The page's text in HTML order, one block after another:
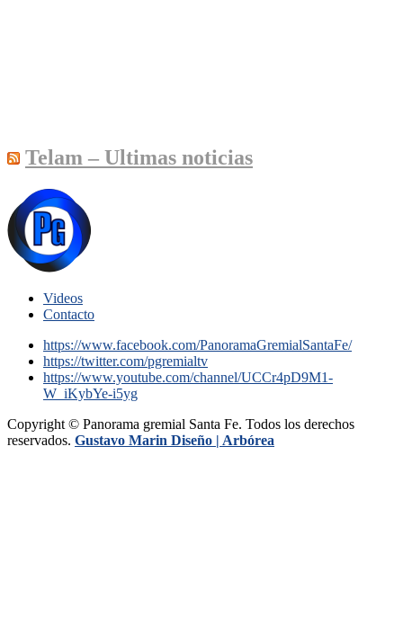
Telam – Ultimas noticias
Videos
Contacto
https://www.facebook.com/PanoramaGremialSantaFe/
https://twitter.com/pgremialtv
https://www.youtube.com/channel/UCCr4pD9M1-
W_iKybYe-i5yg
Copyright © Panorama gremial Santa Fe. Todos los derechos
reservados. Gustavo Marin Diseño | Arbórea